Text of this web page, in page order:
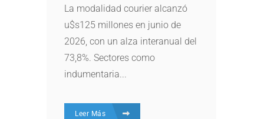
La modalidad courier alcanzó
u$s125 millones en junio de
2026, con un alza interanual del
73,8%. Sectores como
indumentaria...
Leer Más